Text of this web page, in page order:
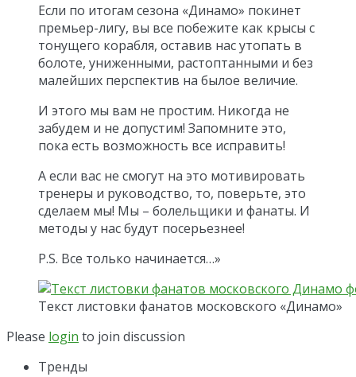
Если по итогам сезона «Динамо» покинет
премьер-лигу, вы все побежите как крысы с
тонущего корабля, оставив нас утопать в
болоте, униженными, растоптанными и без
малейших перспектив на былое величие.
И этого мы вам не простим. Никогда не
забудем и не допустим! Запомните это,
пока есть возможность все исправить!
А если вас не смогут на это мотивировать
тренеры и руководство, то, поверьте, это
сделаем мы! Мы – болельщики и фанаты. И
методы у нас будут посерьезнее!
P.S. Все только начинается…»
Текст листовки фанатов московского «Динамо»
Please login to join discussion
Тренды